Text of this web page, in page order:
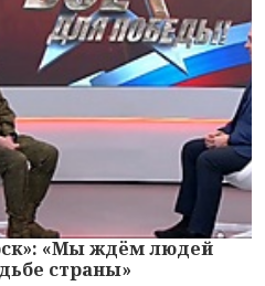
«Мы ждём людей
страны»